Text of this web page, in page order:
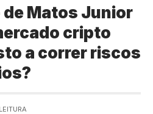
de Matos Junior
cripto
a correr riscos